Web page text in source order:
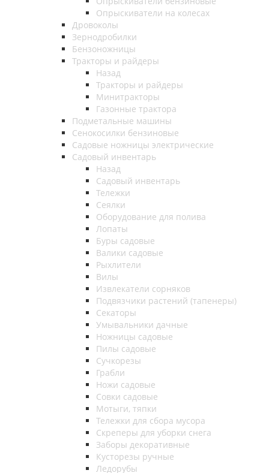
Опрыскиватели на колесах
Дровоколы
Зернодробилки
Бензоножницы
Тракторы и райдеры
Назад
Тракторы и райдеры
Минитракторы
Газонные трактора
Подметальные машины
Сенокосилки бензиновые
Садовые ножницы электрические
Садовый инвентарь
Назад
Садовый инвентарь
Тележки
Сеялки
Оборудование для полива
Лопаты
Буры садовые
Валики садовые
Рыхлители
Вилы
Извлекатели сорняков
Подвязчики растений (тапенеры)
Секаторы
Умывальники дачные
Ножницы садовые
Пилы садовые
Сучкорезы
Грабли
Ножи садовые
Совки садовые
Мотыги, тяпки
Тележки для сбора мусора
Скреперы для уборки снега
Заборы декоративные
Кусторезы ручные
Ледорубы